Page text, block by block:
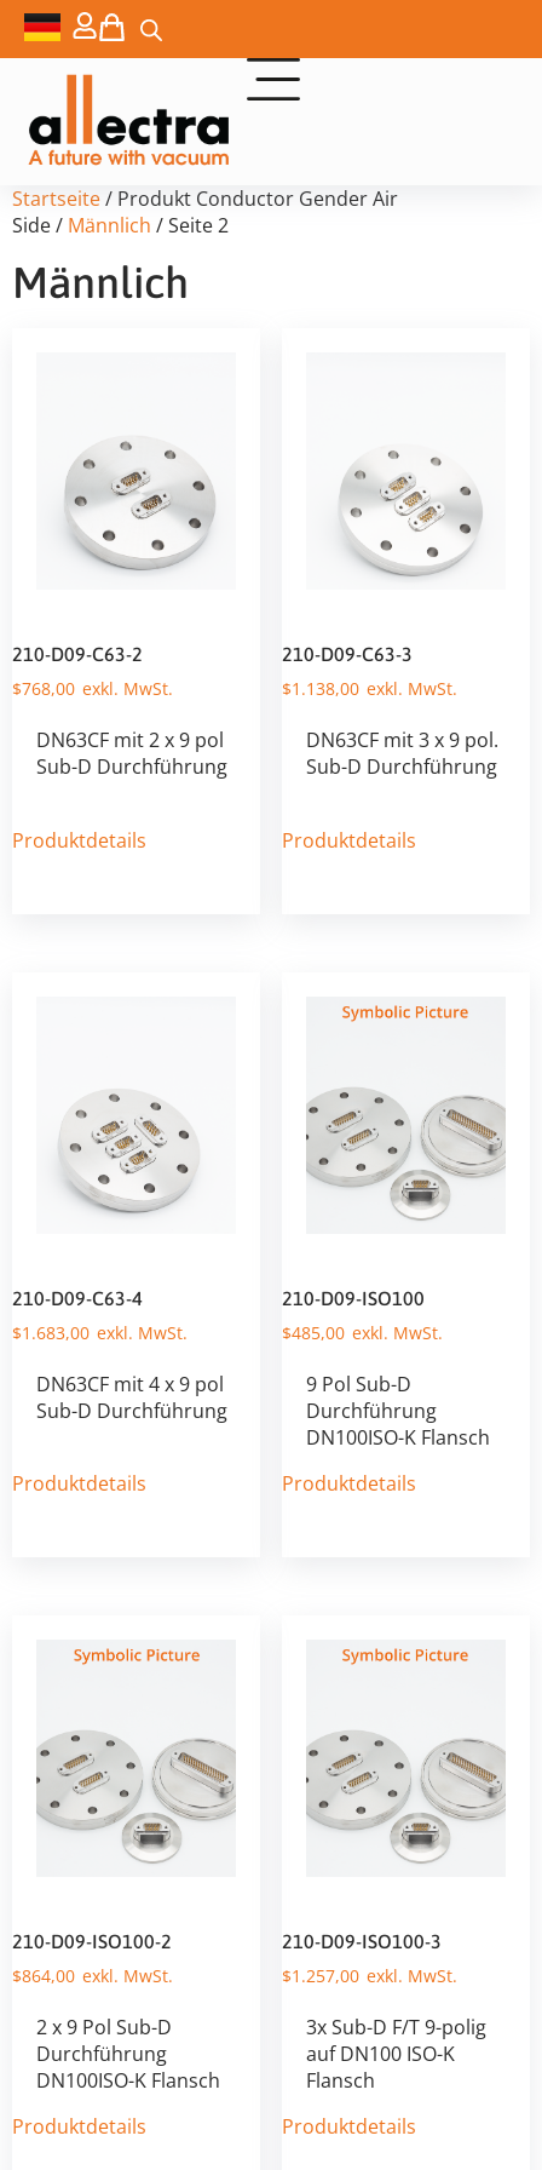
Startseite/ Produkt Conductor Gender Air
Side / Männlich / Seite 2
Männlich
210-D09-C63-2
$768,00
DN63CF mit 2 x 9 pol
Sub-D Durchführung
Produktdetails
210-D09-C63-3
$1.138,00
DN63CF mit 3 x 9 pol.
Sub-D Durchführung
Produktdetails
210-D09-C63-4
$1.683,00
DN63CF mit 4 x 9 pol
Sub-D Durchführung
Produktdetails
210-D09-ISO100
$485,00
9 Pol Sub-D
Durchführung
DN100ISO-K Flansch
Produktdetails
210-D09-ISO100-2
$864,00
2 x 9 Pol Sub-D
Durchführung
DN100ISO-K Flansch
Produktdetails
210-D09-ISO100-3
$1.257,00
3x Sub-D F/T 9-polig
auf DN100 ISO-K
Flansch
Produktdetails